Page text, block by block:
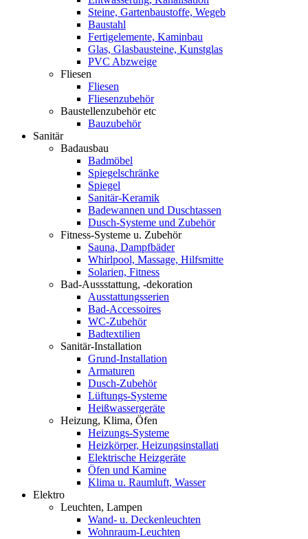
Steine, Gartenbaustoffe, Wegeb
Baustahl
Fertigelemente, Kaminbau
Glas, Glasbausteine, Kunstglas
PVC Abzweige
Fliesen
Fliesen
Fliesenzubehör
Baustellenzubehör etc
Bauzubehör
Sanitär
Badausbau
Badmöbel
Spiegelschränke
Spiegel
Sanitär-Keramik
Badewannen und Duschtassen
Dusch-Systeme und Zubehör
Fitness-Systeme u. Zubehör
Sauna, Dampfbäder
Whirlpool, Massage, Hilfsmitte
Solarien, Fitness
Bad-Aussstattung, -dekoration
Ausstattungsserien
Bad-Accessoires
WC-Zubehör
Badtextilien
Sanitär-Installation
Grund-Installation
Armaturen
Dusch-Zubehör
Lüftungs-Systeme
Heißwassergeräte
Heizung, Klima, Öfen
Heizungs-Systeme
Heizkörper, Heizungsinstallati
Elektrische Heizgeräte
Öfen und Kamine
Klima u. Raumluft, Wasser
Elektro
Leuchten, Lampen
Wand- u. Deckenleuchten
Wohnraum-Leuchten